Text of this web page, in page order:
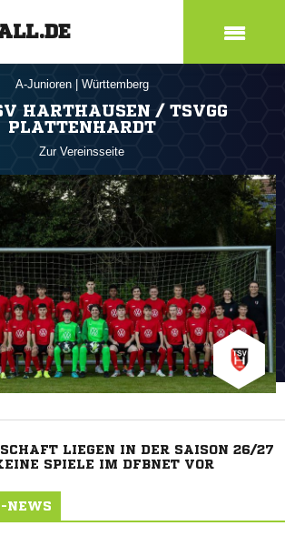
A-Junioren Württemberg
HARTHAUSEN / TSVGG
PLATTENHARDT
Zur Vereinsseite
LIEGEN IN DER SAISON 26/27
SPIELE IM DFBNET VOR
NEWS